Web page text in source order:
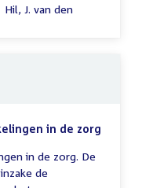
Hil, J. van den
in de zorg
in de zorg. De
de